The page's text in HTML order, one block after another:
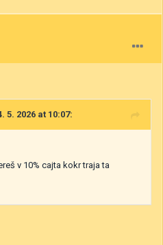
5. 2026 at 10:07:
v 10% cajta kokr traja ta